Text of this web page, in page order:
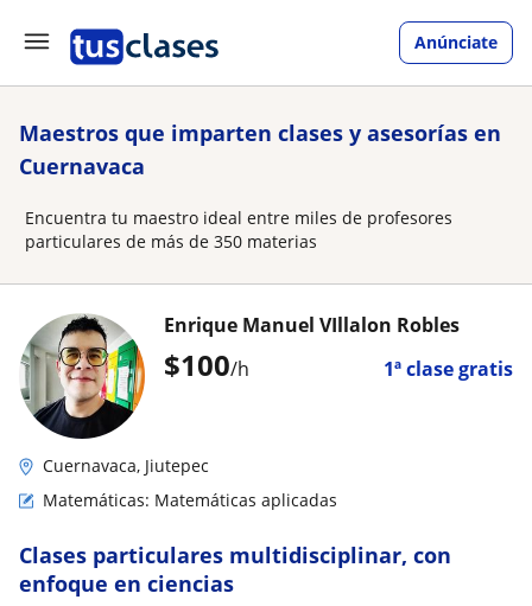
Anúnciate
Maestros que imparten clases y asesorías en
Cuernavaca
Encuentra tu maestro ideal entre miles de profesores
particulares de más de 350 materias
$100/h 1ª clase gratis
Enrique Manuel VIllalon Robles
Cuernavaca, Jiutepec
Matemáticas: Matemáticas aplicadas
Clases particulares multidisciplinar, con
enfoque en ciencias